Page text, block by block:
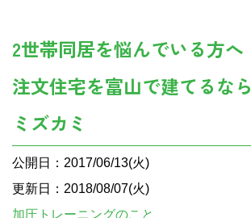
2世帯同居を悩んでいる方へ
注文住宅を富山で建てるなら
ミズカミ
公開日：2017/06/13(火)
更新日：2018/08/07(火)
加圧トレーニングのこと